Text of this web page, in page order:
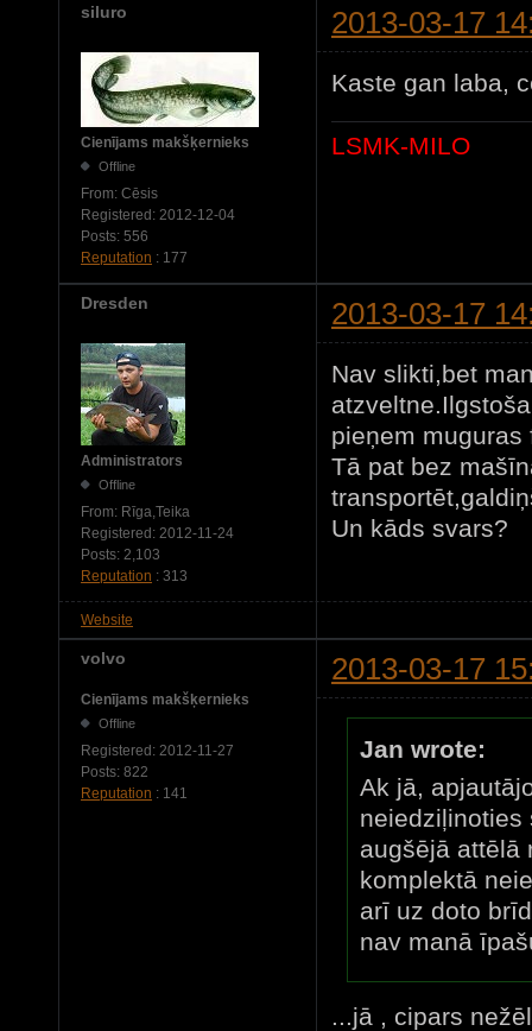
siluro 2013-03-17
Cienījams makšķernieks
Offline
From: Cēsis
Registered: 2012-12-04
Posts: 556
Reputation : 177
Kaste gan laba,
LSMK-MILO
Dresden 2013-03-17
Administrators
Offline
From: Rīga,Teika
Registered: 2012-11-24
Posts: 2,103
Reputation : 313
Nav slikti,bet
pieņem
Tā pat bez
Un kāds svars?
Website
volvo 2013-03-17
Cienījams makšķernieks
Offline
Registered: 2012-11-27
Posts: 822
Reputation : 141
Jan wrote:
Ak jā,
neiedziļinoties
augšējā attēlā
komplektā
arī uz doto
nav manā
...jā , cipars